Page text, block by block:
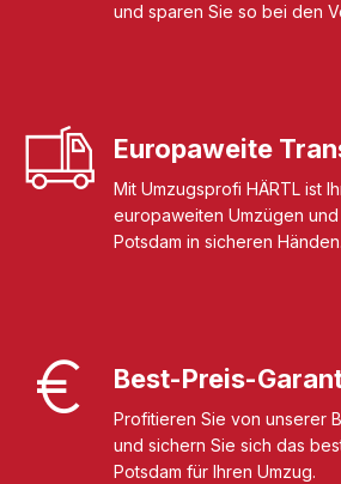
und sparen Sie so bei den
Europaweite
Mit Umzugsprofi HÄRTL ist
europaweiten Umzügen
Potsdam in sicheren Händen.
Best-Preis-
Profitieren Sie von unserer
und sichern Sie sich das
Potsdam für Ihren Umzug.